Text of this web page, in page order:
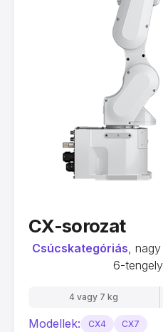
CX-sorozat
Csúcskategóriás,
6-
4 vagy 7 kg
Modellek: CX4 CX7